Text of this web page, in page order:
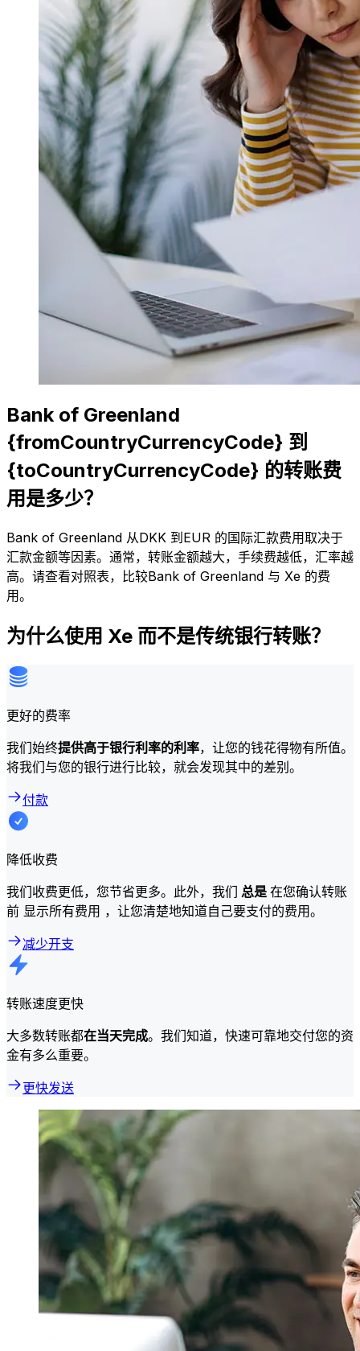
Bank of Greenland
{fromCountryCurrencyCode} 到
{toCountryCurrencyCode} 的转账费
用是多少？
Bank of Greenland 从DKK 到EUR 的国际汇款费用取决于
汇款金额等因素。通常，转账金额越大，手续费越低，汇率越
高。请查看对照表，比较Bank of Greenland 与 Xe 的费
用。
为什么使用 Xe 而不是传统银行转账？
更好的费率
我们始终提供高于银行利率的利率，让您的钱花得物有所值。
将我们与您的银行进行比较，就会发现其中的差别。
付款
降低收费
我们收费更低，您节省更多。此外，我们 总是在您确认转账
前 显示所有费用 ，让您清楚地知道自己要支付的费用。
减少开支
转账速度更快
大多数转账都在当天完成。我们知道，快速可靠地交付您的资
金有多么重要。
更快发送